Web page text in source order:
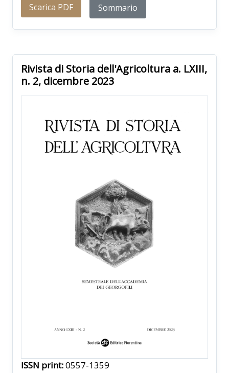
Scarica PDF Sommario
Rivista di Storia dell'Agricoltura a. LXIII,
n. 2, dicembre 2023
ISSN print:0557-1359